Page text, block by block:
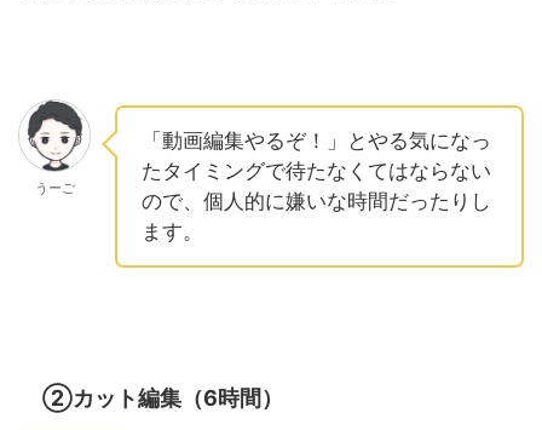
うーご
「動画編集やるぞ！」とやる気になっ
たタイミングで待たなくてはならない
ので、個人的に嫌いな時間だったりし
ます。
②カット編集（6時間）